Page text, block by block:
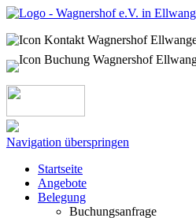
Navigation überspringen
Startseite
Angebote
Belegung
Buchungsanfrage